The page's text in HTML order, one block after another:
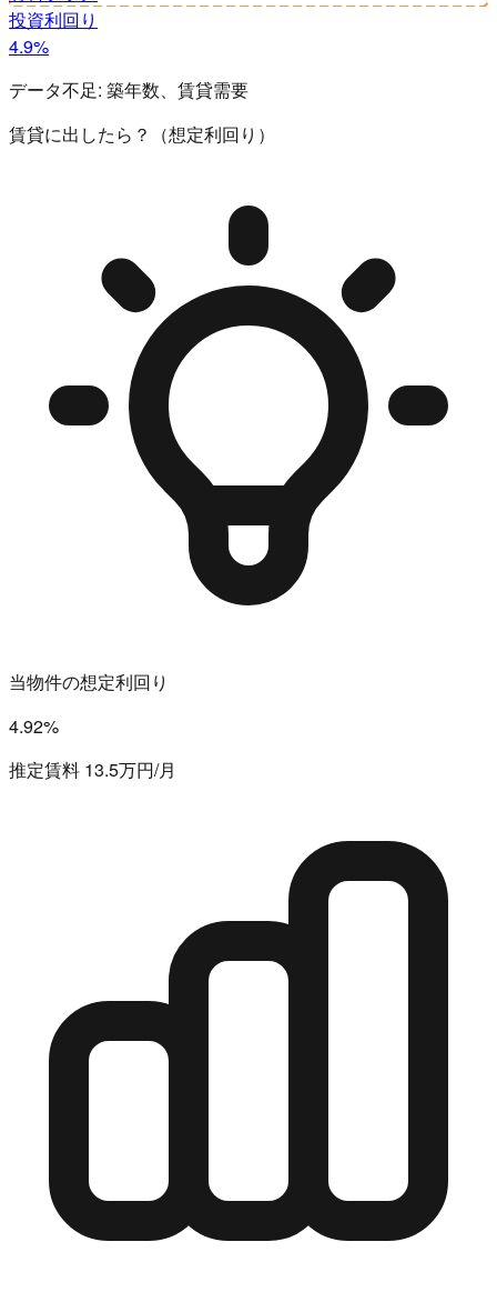
投資利回り
4.9%
データ不足: 築年数、賃貸需要
賃貸に出したら？（想定利回り）
当物件の想定利回り
4.92%
推定賃料 13.5万円/月